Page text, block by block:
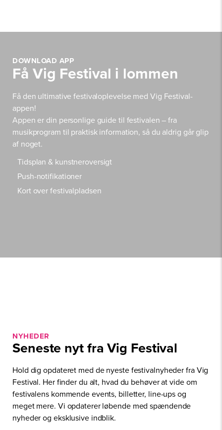
DOWNLOAD APP
Få Vig Festival i lommen
Få den ultimative festivaloplevelse med Vig Festival-
appen!
Appen er din personlige guide til festivalen – fra
musikprogram til praktisk information, så du aldrig går glip
af noget.
Tidsplan & kunstneroversigt
Push-notifikationer
Kort over festivalpladsen
NYHEDER
Seneste nyt fra Vig Festival
Hold dig opdateret med de nyeste festivalnyheder fra Vig
Festival. Her finder du alt, hvad du behøver at vide om
festivalens kommende events, billetter, line-ups og
meget mere. Vi opdaterer løbende med spændende
nyheder og eksklusive indblik.